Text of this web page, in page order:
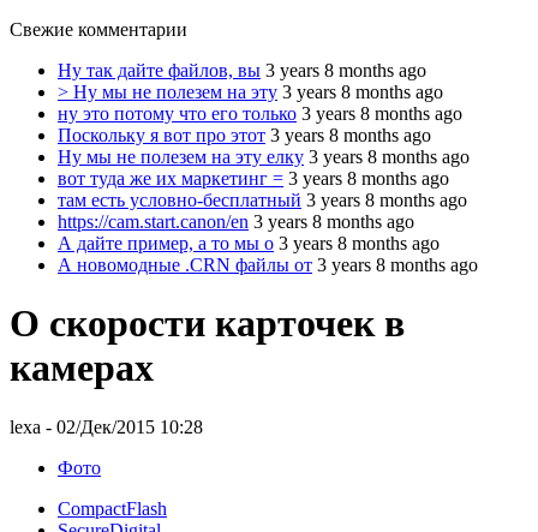
Свежие комментарии
Ну так дайте файлов, вы 3 years 8 months ago
> Ну мы не полезем на эту 3 years 8 months ago
ну это потому что его только 3 years 8 months ago
Поскольку я вот про этот 3 years 8 months ago
Ну мы не полезем на эту елку 3 years 8 months ago
вот туда же их маркетинг = 3 years 8 months ago
там есть условно-бесплатный 3 years 8 months ago
https://cam.start.canon/en 3 years 8 months ago
А дайте пример, а то мы о 3 years 8 months ago
А новомодные .CRN файлы от 3 years 8 months ago
О скорости карточек в
камерах
lexa - 02/Дек/2015 10:28
Фото
CompactFlash